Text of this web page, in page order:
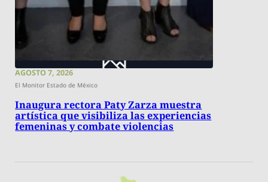
AGOSTO 7, 2026
El Monitor Estado de México
Inaugura rectora Paty Zarza muestra
artística que visibiliza las experiencias
femeninas y combate violencias